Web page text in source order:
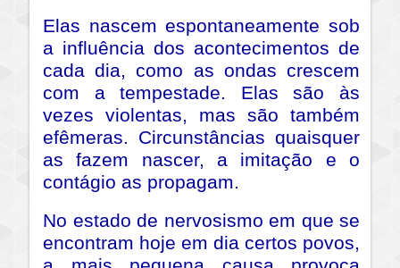
Elas nascem espontaneamente sob
a influência dos acontecimentos de
cada dia, como as ondas crescem
com a tempestade. Elas são às
vezes violentas, mas são também
efêmeras. Circunstâncias quaisquer
as fazem nascer, a imitação e o
contágio as propagam.
No estado de nervosismo em que se
encontram hoje em dia certos povos,